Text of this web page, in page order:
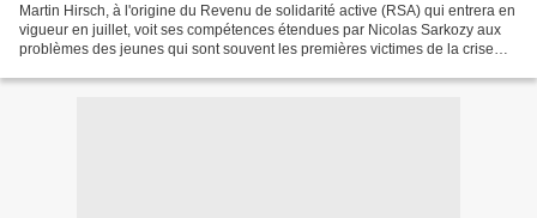
Martin Hirsch, à l'origine du Revenu de solidarité active (RSA) qui entrera en
vigueur en juillet, voit ses compétences étendues par Nicolas Sarkozy aux
problèmes des jeunes qui sont souvent les premières victimes de la crise